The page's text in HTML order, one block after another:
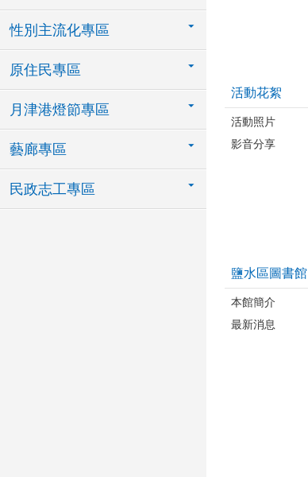
性別主流化專區
原住民專區
月津港燈節專區
藝廊專區
民政志工專區
活動花絮
活動照片
影音分享
鹽水區圖書館
本館簡介
最新消息